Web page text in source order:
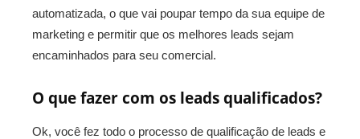
automatizada, o que vai poupar tempo da sua equipe de
marketing e permitir que os melhores leads sejam
encaminhados para seu comercial.
O que fazer com os leads qualificados?
Ok, você fez todo o processo de qualificação de leads e